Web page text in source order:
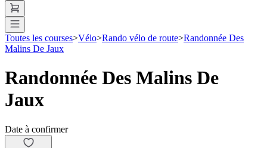
Toutes les courses>Vélo>Rando vélo de route>Randonnée Des
Malins De Jaux
Randonnée Des Malins De
Jaux
Date à confirmer